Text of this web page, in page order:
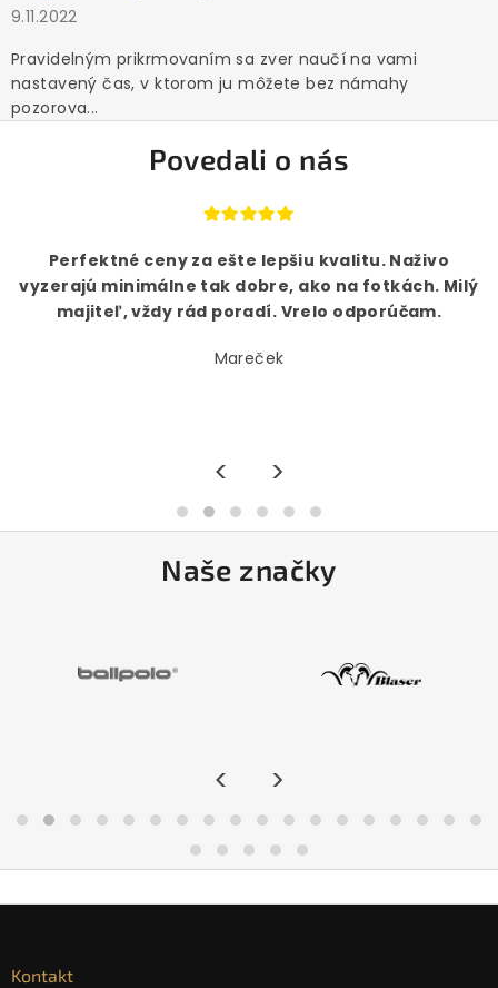
9.11.2022
Pravidelným prikrmovaním sa zver naučí na vami
nastavený čas, v ktorom ju môžete bez námahy
pozorova...
Povedali o nás
Perfektné ceny za ešte lepšiu kvalitu. Naživo
vyzerajú minimálne tak dobre, ako na fotkách. Milý
majiteľ, vždy rád poradí. Vrelo odporúčam.
Mareček
< >
Naše značky
< >
Kontakt